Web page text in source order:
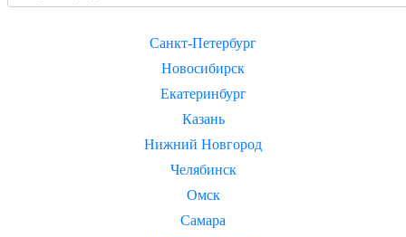
Санкт-Петербург
Новосибирск
Екатеринбург
Казань
Нижний Новгород
Челябинск
Омск
Самара